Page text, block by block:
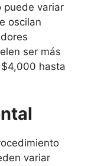
puede variar
oscilan
ser más
hasta
variar